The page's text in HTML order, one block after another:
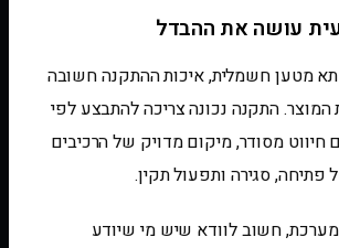
עושה את ההבדל
מטען חשמלית, איכות ההתקנה חשובה
התקנה נכונה צריכה להתבצע לפי
מסודר, מיקום מדויק של הרכיבים
סגירה ותפעול תקין.
מערכת, חשוב לוודא שיש מי שיודע